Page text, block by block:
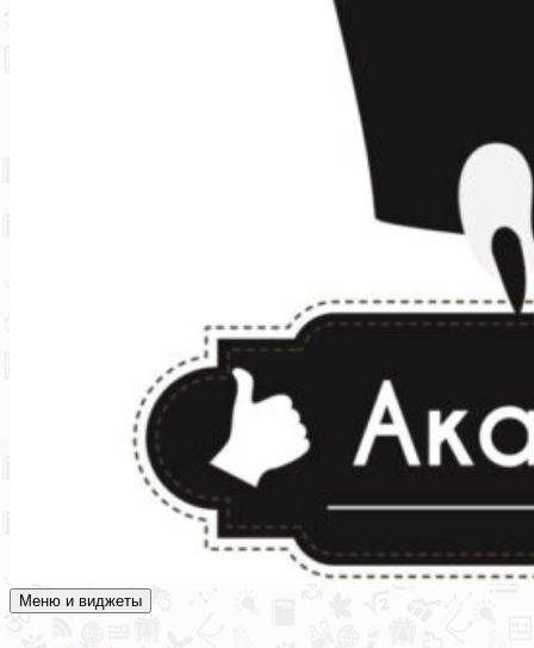
Академия СОВА
Подготовка к ЕГЭ, ОГЭ, ВПР, МЦКО, СтатГрад, КДР, ВОШ,
Меню и виджеты